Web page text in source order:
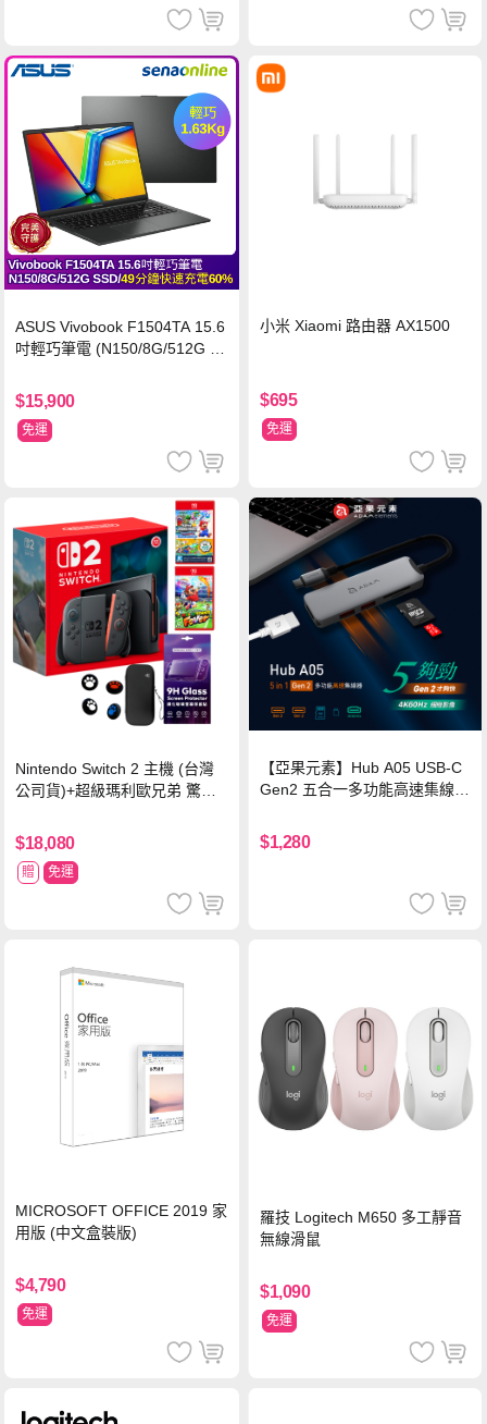
ASUS Vivobook F1504TA 15.6
吋輕巧筆電 (N150/8G/512G S
$15,900
免運
小米 Xiaomi 路由器 AX1500
$695
免運
Nintendo Switch 2 主機 (台灣
公司貨)+超級瑪利歐兄弟 驚奇
球 狂熱 中文版
$18,080
贈 免運
【亞果元素】Hub A05 USB-C
Gen2 五合一多功能高速集線
$1,280
MICROSOFT OFFICE 2019 家
用版 (中文盒裝版)
$4,790
免運
羅技 Logitech M650 多工靜音
無線滑鼠
$1,090
免運